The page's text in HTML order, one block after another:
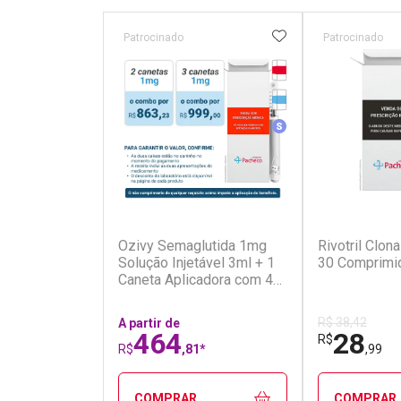
Ozivy Semaglutida 1mg
Solução Injetável 3ml + 1
Caneta Aplicadora com 4
Tarja Vermelha
Medicamento
Medicamento
Patrocinado
A partir de
R$464,81*
ADICIONAR AOS
Rivotril
30
Patrocinado
R$ 38,42
R$28,99